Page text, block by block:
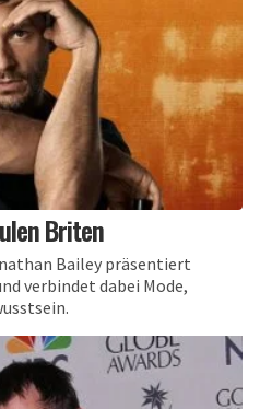
Briten
Bailey präsentiert
verbindet dabei Mode,